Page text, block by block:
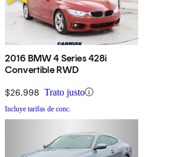
2016 BMW 4 Series 428i
Convertible RWD
$26,998 Trato justo
Incluye tarifas de conc.